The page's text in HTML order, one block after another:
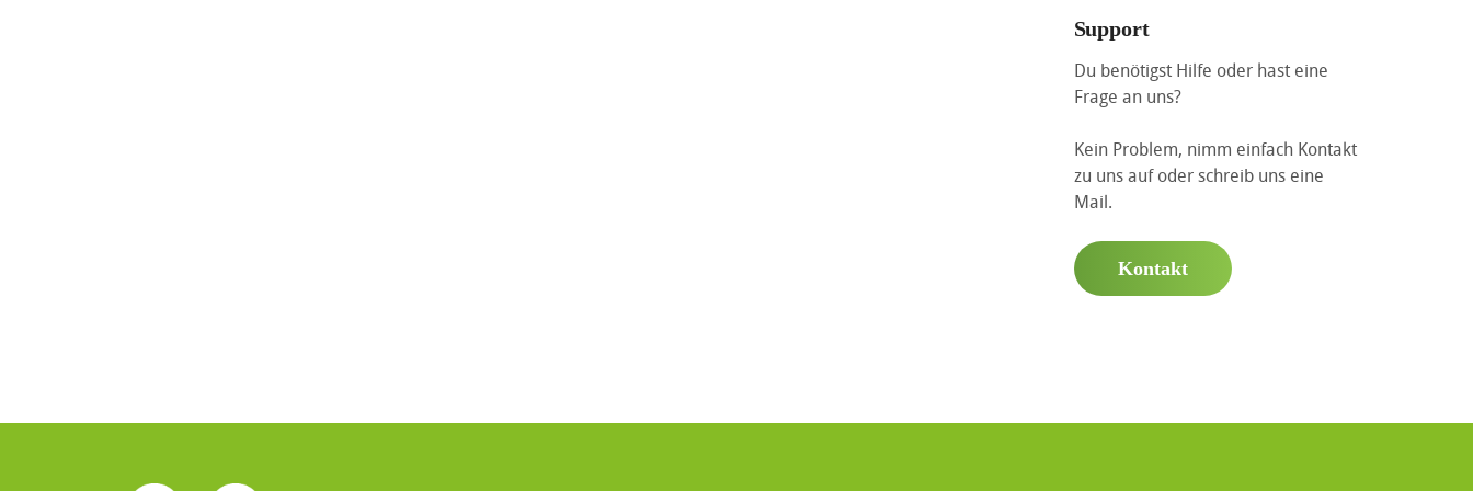
Support
Du benötigst Hilfe oder hast eine
Frage an uns?
Kein Problem, nimm einfach Kontakt
zu uns auf oder schreib uns eine
Mail.
Kontakt